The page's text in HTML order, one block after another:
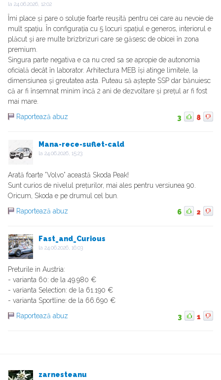
la 24.06.2026, 12:02
Îmi place și pare o soluție foarte reușită pentru cei care au nevoie de
mult spațiu. În configurația cu 5 locuri spațiul e generos, interiorul e
plăcut și are multe brizbrizuri care se găsesc de obicei în zona
premium.
Singura parte negativa e ca nu cred sa se apropie de autonomia
oficială decât în laborator. Arhitectura MEB își atinge limitele, la
dimensiunea și greutatea asta. Puteau să aștepte SSP dar bănuiesc
că ar fi însemnat minim încă 2 ani de dezvoltare și prețul ar fi fost
mai mare.
Raportează abuz
3 8
Mana-rece-suflet-cald
la 24.06.2026, 15:23
Arată foarte ”Volvo” această Skoda Peak!
Sunt curios de nivelul prețurilor, mai ales pentru versiunea 90.
Oricum, Skoda e pe drumul cel bun.
Raportează abuz
6 2
Fast_and_Curious
la 24.06.2026, 16:03
Preturile in Austria:
- varianta 60: de la 49.980 €
- varianta Selection: de la 61.190 €
- varianta Sportline: de la 66.690 €
Raportează abuz
3 1
zarnesteanu